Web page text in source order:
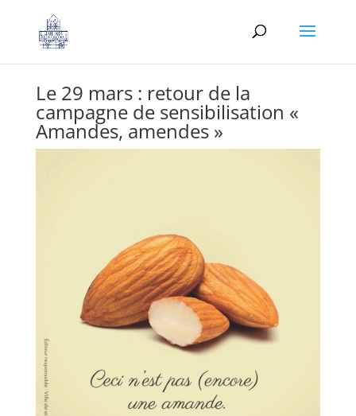
Le 29 mars : retour de la
campagne de sensibilisation «
Amandes, amendes »